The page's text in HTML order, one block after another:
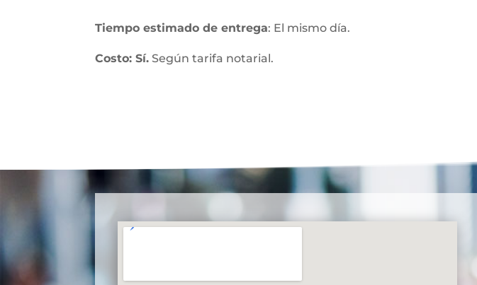
Tiempo estimado de entrega: El mismo día.
Costo: Sí. Según tarifa notarial.